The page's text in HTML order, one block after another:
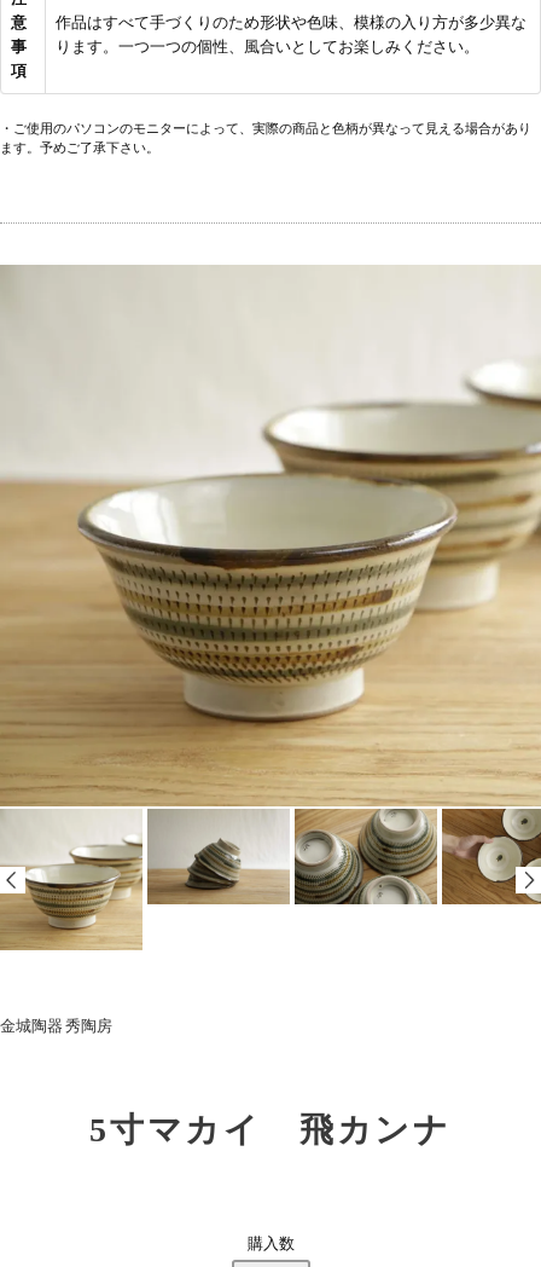
意
事
項
作品はすべて手づくりのため形状や色味、模様の入り方が多少異な
ります。一つ一つの個性、風合いとしてお楽しみください。
・ご使用のパソコンのモニターによって、実際の商品と色柄が異なって見える場合があり
ます。予めご了承下さい。
金城陶器 秀陶房
5寸マカイ 飛カンナ
購入数